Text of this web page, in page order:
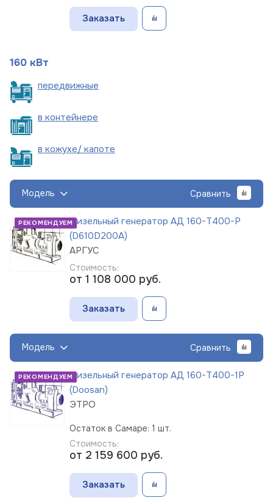
Заказать
160 кВт
передвижные
в контейнере
в кожухе/ капоте
Модель Сравнить
РЕКОМЕНДУЕМДизельный генератор АД 160-Т400-Р
(D610D200A)
АРГУС
Стоимость:
от 1 108 000 руб.
Заказать
Модель Сравнить
РЕКОМЕНДУЕМДизельный генератор АД 160-Т400-1Р
(Doosan)
ЭТРО
Остаток в Самаре: 1 шт.
Стоимость:
от 2 159 600 руб.
Заказать